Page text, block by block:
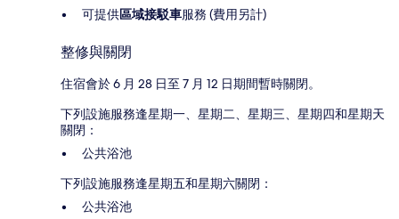
可提供區域接駁車服務 (費用另計)
整修與關閉
住宿會於 6 月 28 日至 7 月 12 日期間暫時關閉。
下列設施服務逢星期一、星期二、星期三、星期四和星期天
關閉：
公共浴池
下列設施服務逢星期五和星期六關閉：
公共浴池